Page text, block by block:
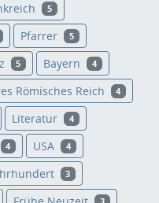
5
Pfarrer 5
5 Bayern 4
Römisches Reich 4
Literatur 4
4 USA 4
3